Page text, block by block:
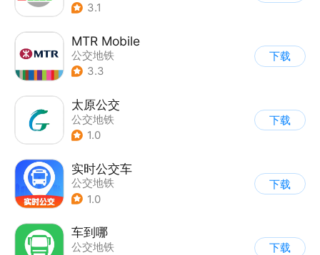
3.1
MTR Mobile
公交地铁
3.3
下载
太原公交
公交地铁
1.0
下载
实时公交车
公交地铁
1.0
下载
车到哪
公交地铁
下载